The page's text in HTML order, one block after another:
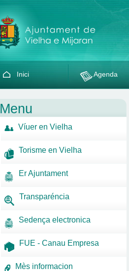
Inici Agenda
Menu
Víuer en Vielha
Torisme en Vielha
Er Ajuntament
Transparéncia
Sedença electronica
FUE - Canau Empresa
Mès informacion